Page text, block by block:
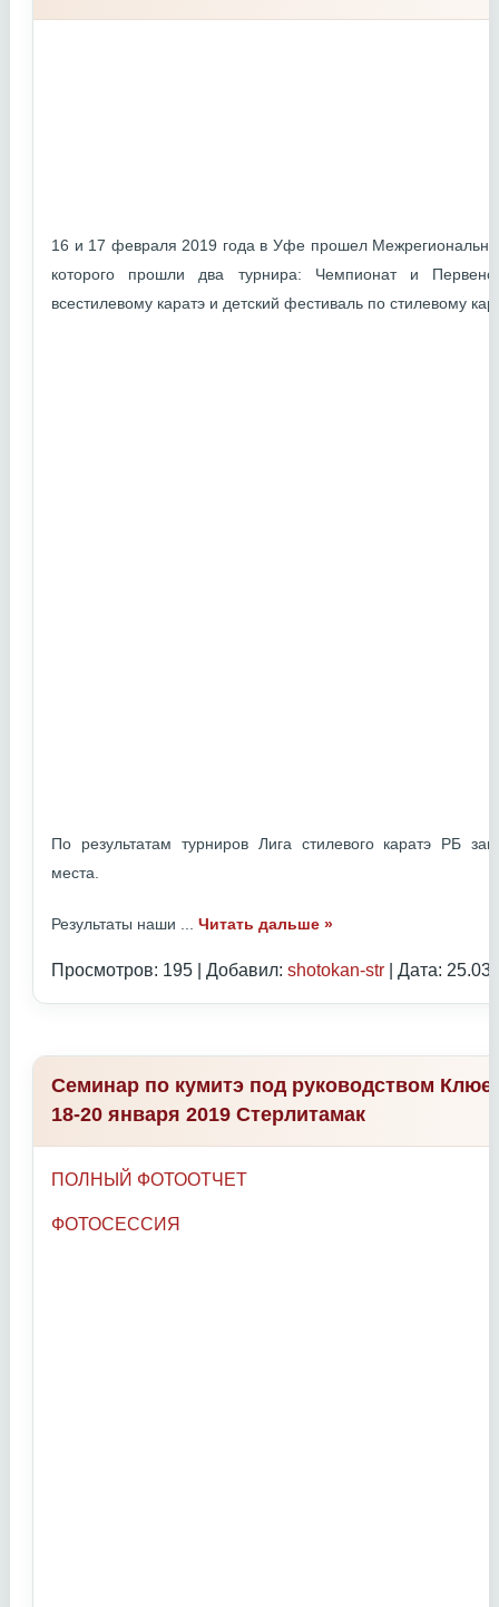
16 и 17 февраля 2019 года в Уфе прошел
которого прошли два турнира: Чемпионат и
всестилевому каратэ и детский фестиваль по стилевому
По результатам турниров Лига стилевого каратэ РБ
места.
Результаты наши Читать дальше »
Просмотров: 195 | Добавил: shotokan-str | Дата:
Семинар по кумитэ под руководством
18-20 января 2019 Стерлитамак
ПОЛНЫЙ ФОТООТЧЕТ
ФОТОСЕССИЯ